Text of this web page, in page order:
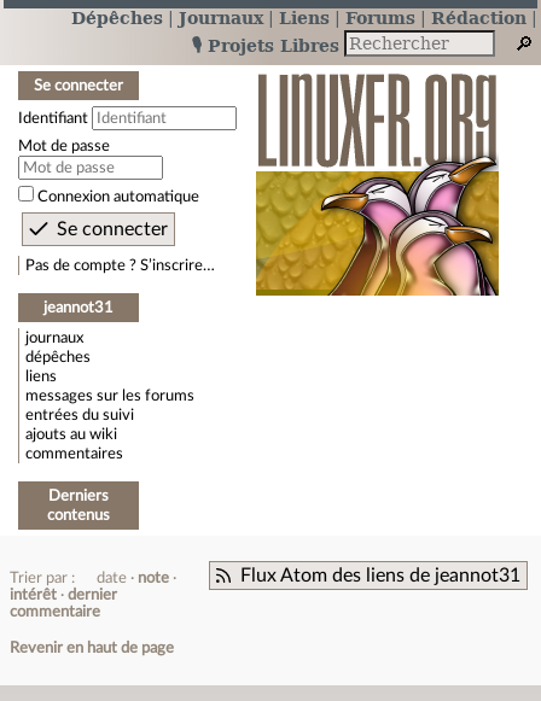
Dépêches Journaux Liens Forums
Rédaction
🎙️ Projets Libres
Se connecter
Identifiant
Mot de passe
Connexion automatique
Pas de compte ? S’inscrire…
jeannot31
journaux
dépêches
liens
messages sur les forums
entrées du suivi
ajouts au wiki
commentaires
Derniers
contenus
Flux Atom des liens de jeannot31
Trier par : date
note
intérêt
dernier
commentaire
Revenir en haut de page